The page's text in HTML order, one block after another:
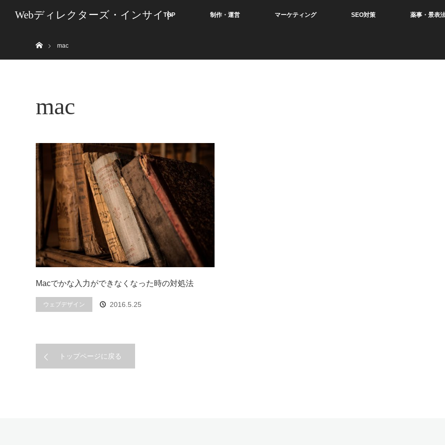
Webディレクターズ・インサイト
TOP 制作・運営 マーケティング SEO対策 薬事・景表
mac
mac
Macでかな入力ができなくなった時の対処法
ウェブデザイン 2016.5.25
トップページに戻る